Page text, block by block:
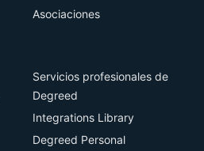
Asociaciones
Servicios profesionales de
Degreed
Integrations Library
Degreed Personal